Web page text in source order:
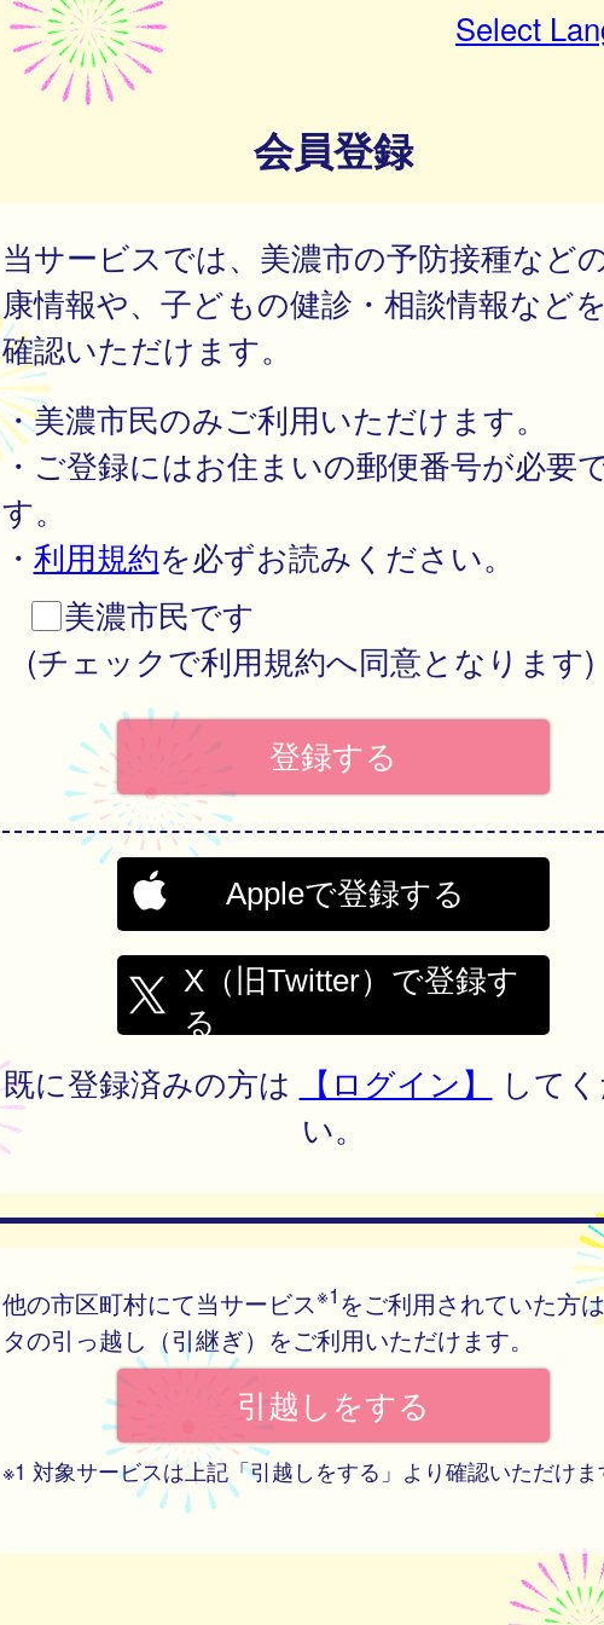
Select
会員登録
当サービスでは、美濃市の予防接種など
康情報や、子どもの健診・相談情報など
確認いただけます。
・美濃市民のみご利用いただけます。
・ご登録にはお住まいの郵便番号が必要
す。
・ 利用規約を必ずお読みください。
美濃市民です
(チェックで利用規約へ同意となります)
Appleで登録する
X（旧Twitter）で登録す
る
既に登録済みの方は 【ログイン】
して
い。
他の市区町村にて当サービス※1 をご利用されていた方
タの引っ越し（引継ぎ）をご利用いただけます。
※1 対象サービスは上記「引越しをする」より確認いただけま